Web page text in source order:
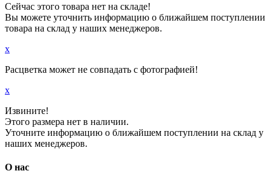
Сейчас этого товара нет на складе!
Вы можете уточнить информацию о ближайшем поступлении
товара на склад у наших менеджеров.
x
Расцветка может не совпадать с фотографией!
x
Извините!
Этого размера нет в наличии.
Уточните информацию о ближайшем поступлении на склад у
наших менеджеров.
О нас